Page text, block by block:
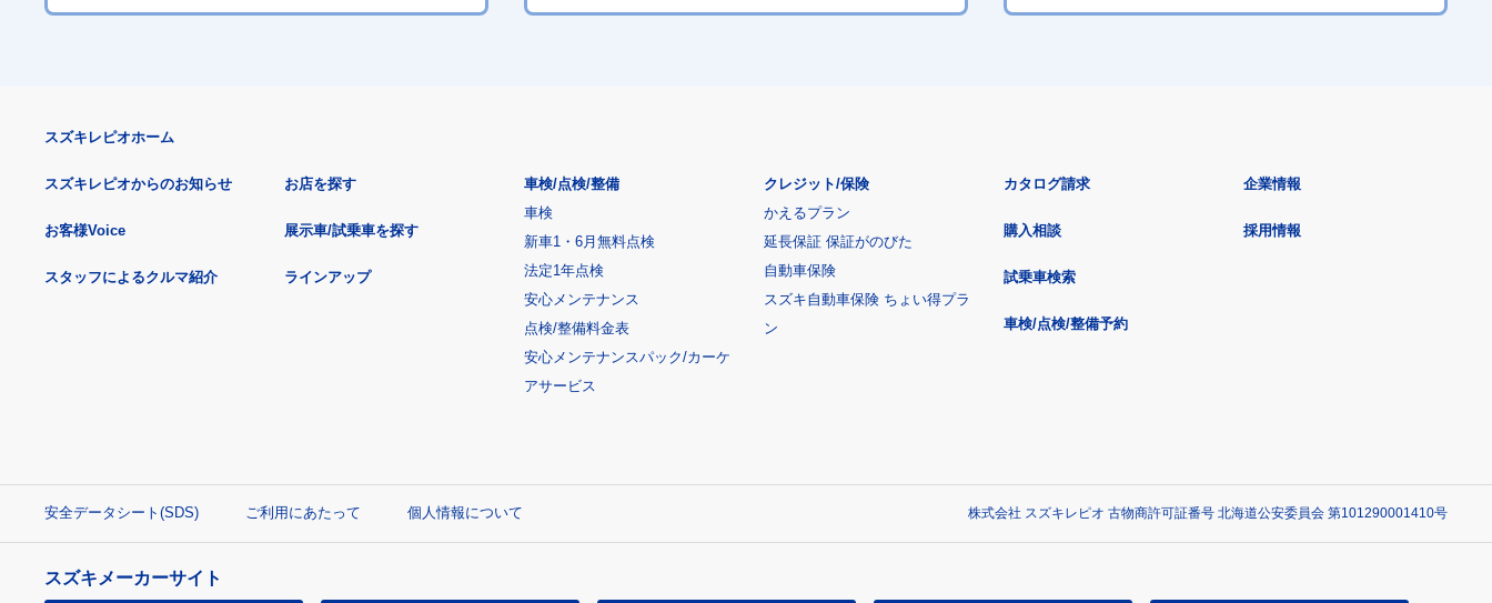
スズキレピオホーム
スズキレピオからのお知らせ
お客様Voice
スタッフによるクルマ紹介
お店を探す
展示車/試乗車を探す
ラインアップ
車検/点検/整備
車検
新車1・6月無料点検
法定1年点検
安心メンテナンス
点検/整備料金表
安心メンテナンスパック/カーケ
アサービス
クレジット/保険
かえるプラン
延長保証 保証がのびた
自動車保険
スズキ自動車保険 ちょい得プラ
ン
カタログ請求
購入相談
試乗車検索
車検/点検/整備予約
企業情報
採用情報
安全データシート(SDS) ご利用にあたって 個人情報について 株式会社 スズキレピオ 古物商許可証番号 北海道公安委員会 第101290001410号
スズキメーカーサイト